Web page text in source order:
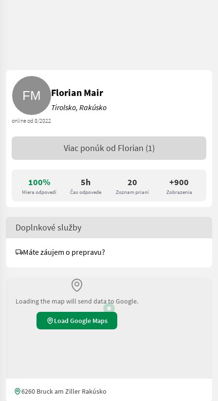
100%
Miera odpovedí
5h
Čas odpovede
20
Zoznam prianí
+900
Zobrazenia
online od 8/2022
Florian Mair
Tirolsko, Rakúsko
Viac ponúk od Florian (1)
Doplnkové služby
Máte záujem o prepravu?
Loading the map will send data to Google.
Load Google Maps
6260 Bruck am Ziller Rakúsko